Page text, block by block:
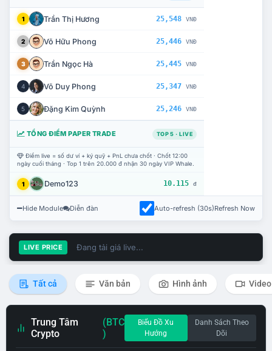
1 Trần Thị Hương 25,548 VNĐ
2 Võ Hữu Phong 25,446 VNĐ
3 Trần Ngọc Hà 25,445 VNĐ
4 Võ Duy Phong 25,347 VNĐ
5 Đặng Kim Quỳnh 25,246 VNĐ
TỔNG ĐIỂM PAPER TRADE TOP 5 · LIVE
Điểm live = số dư ví + ký quỹ + PnL chưa chốt · Chốt 12:00
ngày cuối tháng · Top 1 trên 20.000 đ nhận 30 ngày VIP Whale.
1 Demo123 10.115 đ
Hide Module Diễn đàn Auto-refresh (30s)Refresh Now
LIVE PRICE Đang tải giá live...
Tất cả Văn bản Hình ảnh Video
Trung Tâm
Crypto
(BTC
)
Biểu Đồ Xu
Hướng
Danh Sách Theo
Dõi